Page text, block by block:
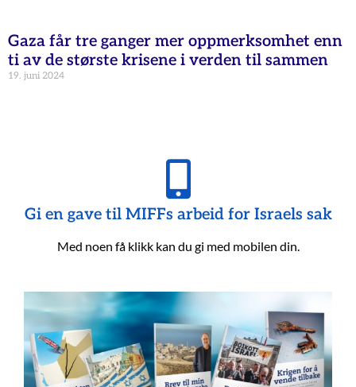
Gaza får tre ganger mer oppmerksomhet enn
ti av de største krisene i verden til sammen
19. juni 2024
Gi en gave til MIFFs arbeid for Israels sak
Med noen få klikk kan du gi med mobilen din.